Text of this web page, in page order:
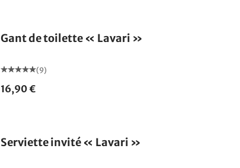
Gant de toilette « Lavari »
(9)
16,90 €
Serviette invité « Lavari »